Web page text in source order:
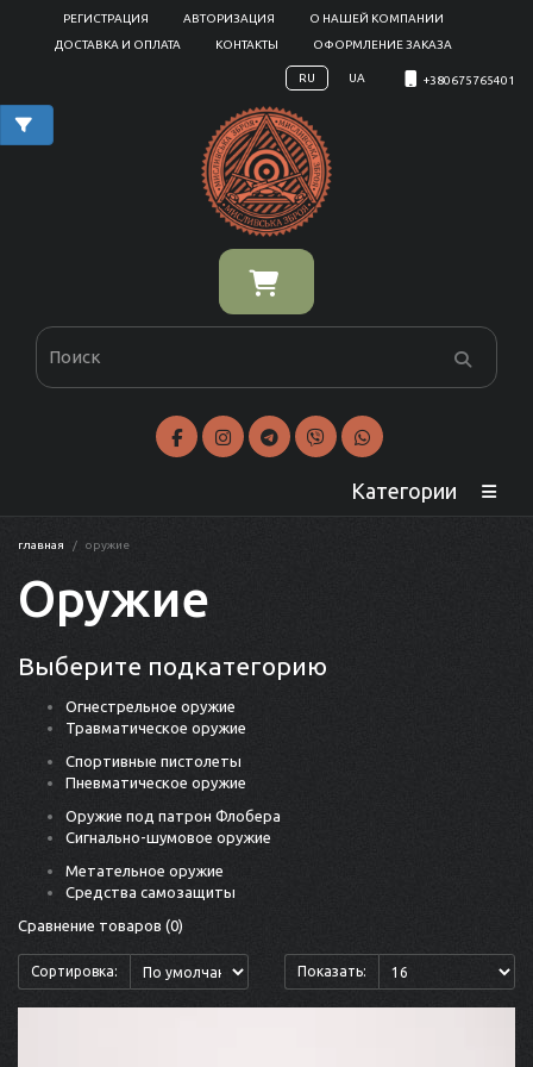
РЕГИСТРАЦИЯ АВТОРИЗАЦИЯ
О НАШЕЙ КОМПАНИИ
ДОСТАВКА И ОПЛАТА
КОНТАКТЫ ОФОРМЛЕНИЕ ЗАКАЗА
RU UA +380675765401
Категории
главная оружие
Оружие
Выберите подкатегорию
Огнестрельное оружие
Травматическое оружие
Спортивные пистолеты
Пневматическое оружие
Оружие под патрон Флобера
Сигнально-шумовое оружие
Метательное оружие
Средства самозащиты
Сравнение товаров (0)
Сортировка: Показать: